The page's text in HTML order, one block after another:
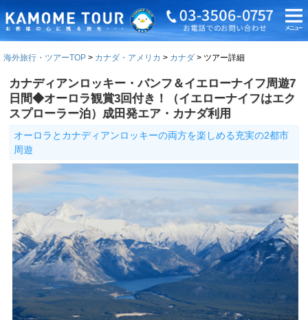
海外旅行・ツアーTOP カナダ・アメリカ カナダ ツアー詳細
カナディアンロッキー・バンフ＆イエローナイフ周遊7
日間◆オーロラ観賞3回付き！（イエローナイフはエク
スプローラー泊）成田発エア・カナダ利用
オーロラとカナディアンロッキーの両方を楽しめる充実の2都市
周遊